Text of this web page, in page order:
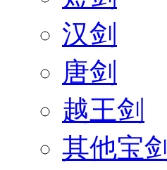
汉剑
唐剑
越王剑
其他宝剑